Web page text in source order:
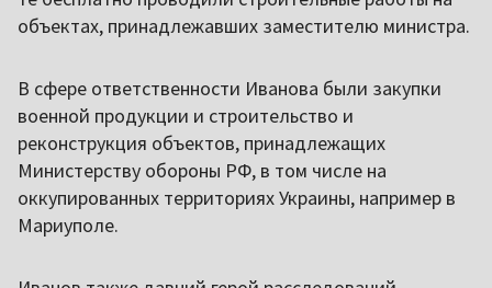
объектах, принадлежавших заместителю министра.
В сфере ответственности Иванова были закупки
военной продукции и строительство и
реконструкция объектов, принадлежащих
Министерству обороны РФ, в том числе на
оккупированных территориях Украины, например в
Мариуполе.